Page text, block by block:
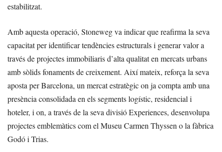
estabilitzat.
Amb aquesta operació, Stoneweg va indicar que reafirma la seva
capacitat per identificar tendències estructurals i generar valor a
través de projectes immobiliaris d’alta qualitat en mercats urbans
amb sòlids fonaments de creixement. Així mateix, reforça la seva
aposta per Barcelona, un mercat estratègic on ja compta amb una
presència consolidada en els segments logístic, residencial i
hoteler, i on, a través de la seva divisió Experiences, desenvolupa
projectes emblemàtics com el Museu Carmen Thyssen o la fàbrica
Godó i Trias.